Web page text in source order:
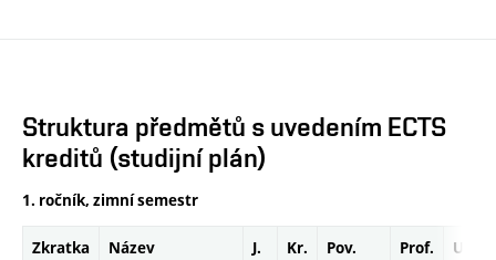
Struktura předmětů s uvedením ECTS
kreditů (studijní plán)
1. ročník, zimní semestr
Zkratka Název J. Kr. Pov. Prof. Uk.